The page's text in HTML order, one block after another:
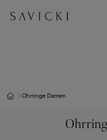
Ohrringe Damen